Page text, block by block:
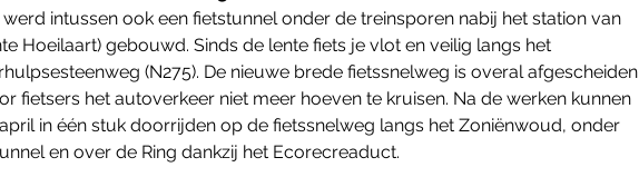
intussen ook een fietstunnel onder de treinsporen nabij het station van
Hoeilaart) gebouwd. Sinds de lente fiets je vlot en veilig langs het
(N275). De nieuwe brede fietssnelweg is overal afgescheiden
fietsers het autoverkeer niet meer hoeven te kruisen. Na de werken kunnen
in één stuk doorrijden op de fietssnelweg langs het Zoniënwoud, onder
en over de Ring dankzij het Ecorecreaduct.